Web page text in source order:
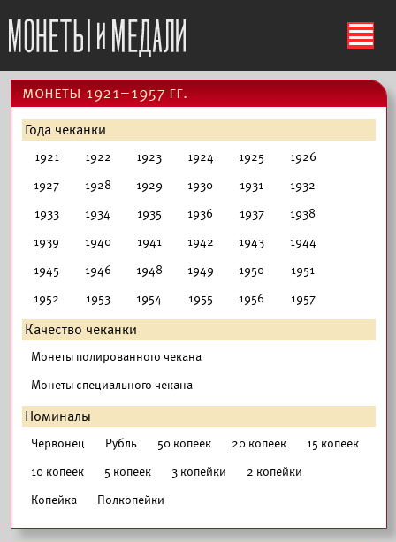
ś
монеты 1921–1957 гг.
Года чеканки
1921 1922 1923 1924 1925
1926
1927
1928 1929 1930 1931
1932
1933
1934 1935 1936 1937
1938
1939
1940 1941 1942 1943
1944
1945
1946 1948 1949 1950
1951
1952
1953 1954 1955 1956 1957
Качество чеканки
Монеты полированного чекана
Монеты специального чекана
Номиналы
Червонец Рубль 50 копеек 20 копеек
15 копеек
10 копеек
5 копеек 3 копейки
2 копейки
Копейка
Полкопейки